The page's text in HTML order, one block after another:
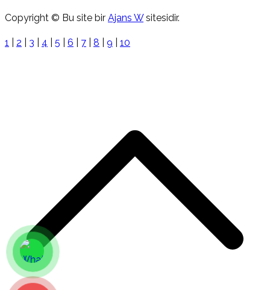
Copyright © Bu site bir Ajans Wsitesidir.
1 2 3 4 5 6 7 8 9 10